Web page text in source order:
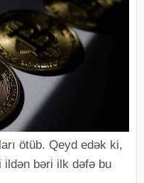
ötüb. Qeyd edək ki,
ildən bəri ilk dəfə bu